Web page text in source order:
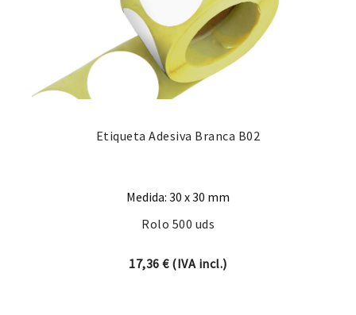
Etiqueta Adesiva Branca B02
Medida: 30 x 30 mm
Rolo 500 uds
17,36€(IVA incl.)